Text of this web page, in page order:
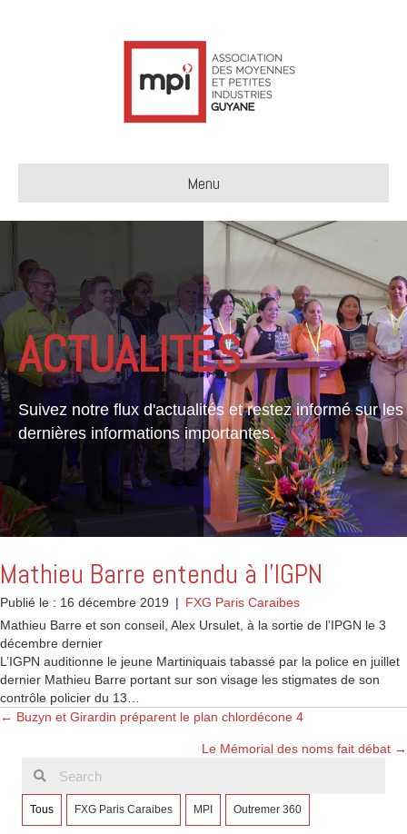
Menu
ACTUALITÉS
Suivez notre flux d'actualités et restez informé sur les
dernières informations importantes.
Mathieu Barre entendu à l’IGPN
Publié le : 16 décembre 2019 | FXG Paris Caraibes
Mathieu Barre et son conseil, Alex Ursulet, à la sortie de l’IPGN le 3
décembre dernier
L’IGPN auditionne le jeune Martiniquais tabassé par la police en juillet
dernier Mathieu Barre portant sur son visage les stigmates de son
contrôle policier du 13…
Posts
navigation
← Buzyn et Girardin préparent le plan chlordécone 4
Le Mémorial des noms fait débat →
Tous FXG Paris Caraibes MPI Outremer 360